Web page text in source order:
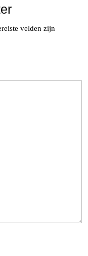
velden zijn